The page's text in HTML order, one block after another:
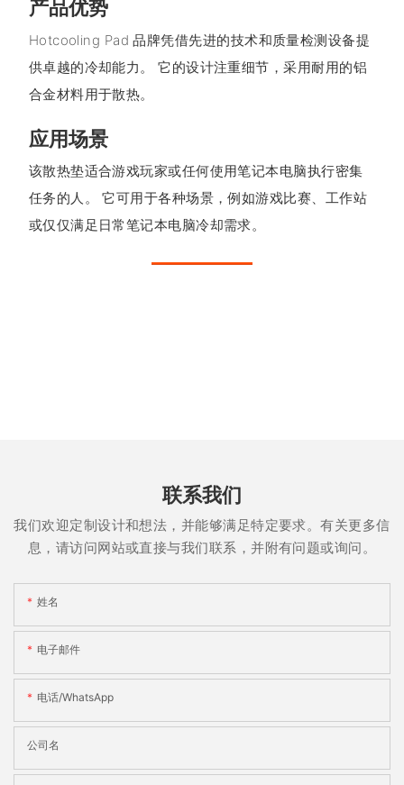
产品优势
Hotcooling Pad 品牌凭借先进的技术和质量检测设备提
供卓越的冷却能力。 它的设计注重细节，采用耐用的铝
合金材料用于散热。
应用场景
该散热垫适合游戏玩家或任何使用笔记本电脑执行密集
任务的人。 它可用于各种场景，例如游戏比赛、工作站
或仅仅满足日常笔记本电脑冷却需求。
联系我们
我们欢迎定制设计和想法，并能够满足特定要求。有关更多信
息，请访问网站或直接与我们联系，并附有问题或询问。
姓名
电子邮件
电话/whatsApp
公司名